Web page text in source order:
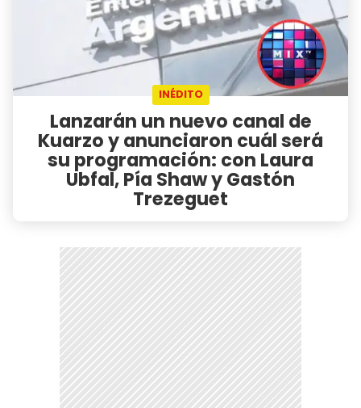
INÉDITO
Lanzarán un nuevo canal de
Kuarzo y anunciaron cuál será
su programación: con Laura
Ubfal, Pía Shaw y Gastón
Trezeguet